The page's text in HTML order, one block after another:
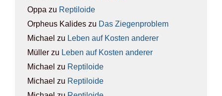
Oppa zu Rep­ti­lo­ide
Orpheus Kalides zu Das Zie­gen­pro­blem
Michael zu Leben auf Kos­ten ande­rer
Müller zu Leben auf Kos­ten ande­rer
Michael zu Rep­ti­lo­ide
Michael zu Rep­ti­lo­ide